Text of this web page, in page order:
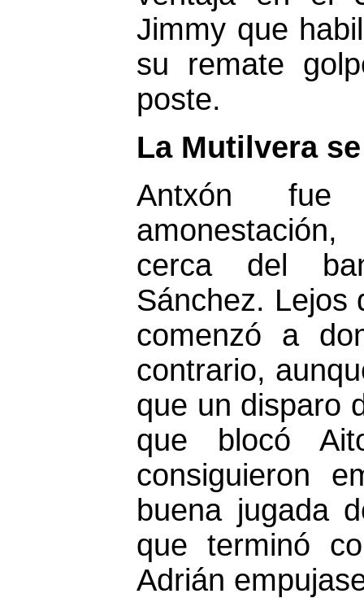
Jimmy que
su remate
poste.
La Mutilvera
Antxón fue
cerca del
Sánchez. Lejos
comenzó a
contrario,
que un disparo
que blocó
consiguieron
buena jugada
que terminó
Adrián